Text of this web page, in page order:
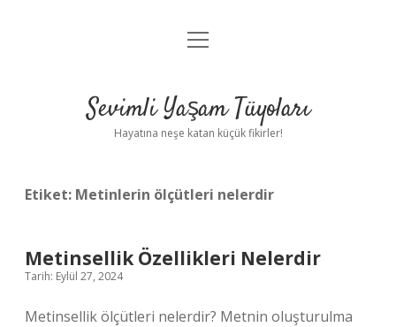
Anasayfa
Yasal Uyarı
menüyü
Sevimli Yaşam Tüyoları
Hayatına neşe katan küçük fikirler!
Etiket: Metinlerin ölçütleri nelerdir
Metinsellik Özellikleri Nelerdir
Tarih: Eylül 27, 2024
Metinsellik ölçütleri nelerdir? Metnin oluşturulma